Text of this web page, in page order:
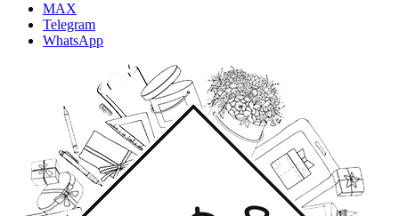
MAX
Telegram
WhatsApp